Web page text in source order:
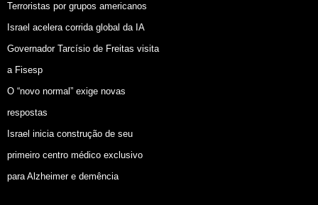
Terroristas por grupos americanos
Israel acelera corrida global da IA
Governador Tarcísio de Freitas visita
a Fisesp
O “novo normal” exige novas
respostas
Israel inicia construção de seu
primeiro centro médico exclusivo
para Alzheimer e demência